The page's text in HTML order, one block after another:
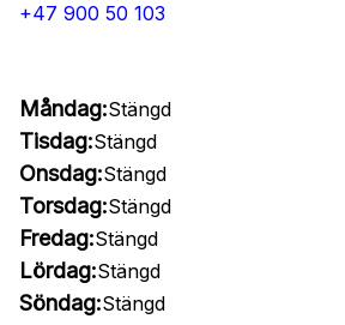
+47 900 50 103
Måndag:Stängd
Tisdag:Stängd
Onsdag:Stängd
Torsdag:Stängd
Fredag:Stängd
Lördag:Stängd
Söndag:Stängd